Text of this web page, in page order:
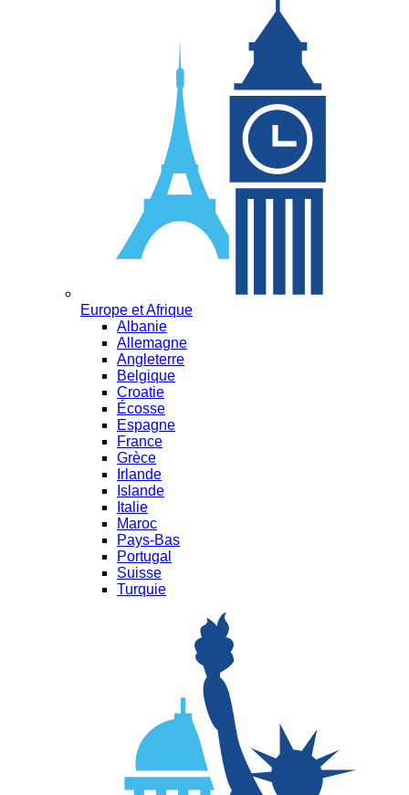
Europe et Afrique
Albanie
Allemagne
Angleterre
Belgique
Croatie
Écosse
Espagne
France
Grèce
Irlande
Islande
Italie
Maroc
Pays-Bas
Portugal
Suisse
Turquie